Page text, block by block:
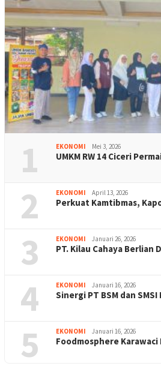
1 EKONOMI Mei 3, 2026
UMKM RW 14 Ciceri
2 EKONOMI April 13, 2026
Perkuat Kamtibmas,
3 EKONOMI Januari 26, 2026
PT. Kilau Cahaya Berlian
4 EKONOMI Januari 16, 2026
Sinergi PT BSM dan
5 EKONOMI Januari 16, 2026
Foodmosphere